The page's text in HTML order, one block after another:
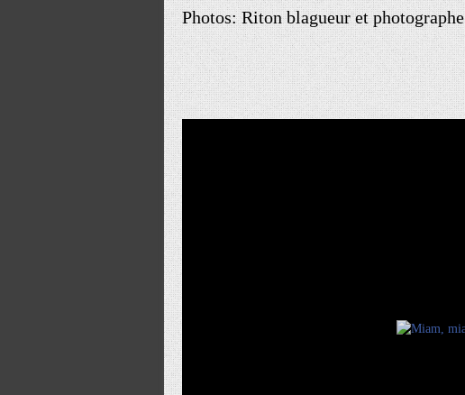
Photos: Riton blagueur et photographe